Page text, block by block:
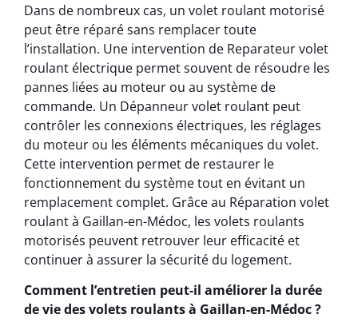
Dans de nombreux cas, un volet roulant motorisé
peut être réparé sans remplacer toute
l’installation. Une intervention de Reparateur volet
roulant électrique permet souvent de résoudre les
pannes liées au moteur ou au système de
commande. Un Dépanneur volet roulant peut
contrôler les connexions électriques, les réglages
du moteur ou les éléments mécaniques du volet.
Cette intervention permet de restaurer le
fonctionnement du système tout en évitant un
remplacement complet. Grâce au Réparation volet
roulant à Gaillan-en-Médoc, les volets roulants
motorisés peuvent retrouver leur efficacité et
continuer à assurer la sécurité du logement.
Comment l’entretien peut-il améliorer la durée
de vie des volets roulants à Gaillan-en-Médoc ?